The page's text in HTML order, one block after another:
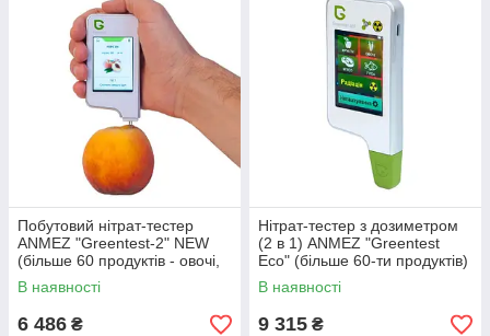
Побутовий нітрат-тестер
ANMEZ "Greentest-2" NEW
(більше 60 продуктів - овочі,
фрукти, гриби, м'ясо, риба)
В наявності
6 486 ₴
Нітрат-тестер з дозиметром
(2 в 1) ANMEZ "Greentest
Eco" (більше 60-ти продуктів)
В наявності
9 315 ₴